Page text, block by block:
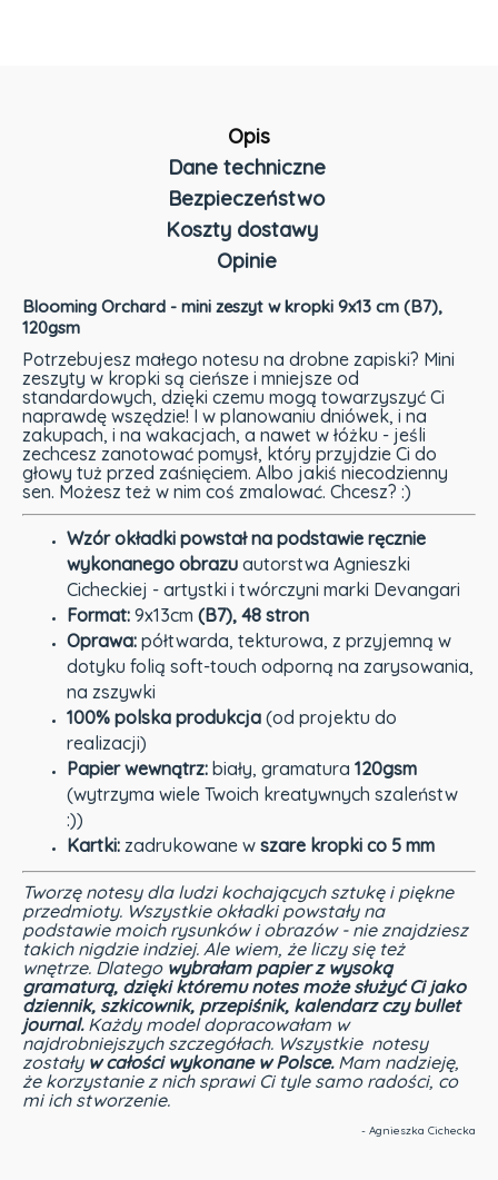
Opis
Dane techniczne
Bezpieczeństwo
Koszty dostawy
Cena nie zawiera ewentualnych kosztów płatności
Opinie
Blooming Orchard - mini zeszyt w kropki 9x13 cm (B7),
120gsm
Potrzebujesz małego notesu na drobne zapiski? Mini
zeszyty w kropki są cieńsze i mniejsze od
standardowych, dzięki czemu mogą towarzyszyć Ci
naprawdę wszędzie! I w planowaniu dniówek, i na
zakupach, i na wakacjach, a nawet w łóżku - jeśli
zechcesz zanotować pomysł, który przyjdzie Ci do
głowy tuż przed zaśnięciem. Albo jakiś niecodzienny
sen. Możesz też w nim coś zmalować. Chcesz? :)
Wzór okładki powstał na podstawie ręcznie
wykonanego obrazu autorstwa Agnieszki
Cicheckiej - artystki i twórczyni marki Devangari
Format:9x13cm (B7), 48 stron
Oprawa:półtwarda, tekturowa, z przyjemną w
dotyku folią soft-touch odporną na zarysowania,
na zszywki
100% polska produkcja(od projektu do
realizacji)
Papier wewnątrz: biały, gramatura 120gsm
(wytrzyma wiele Twoich kreatywnych szaleństw
:))
Kartki:zadrukowane w szare kropki co 5 mm
Tworzę notesy dla ludzi kochających sztukę i piękne
przedmioty. Wszystkie okładki powstały na
podstawie moich rysunków i obrazów - nie znajdziesz
takich nigdzie indziej. Ale wiem, że liczy się też
wnętrze. Dlatego wybrałam papier z wysoką
gramaturą, dzięki któremu notes może służyć Ci jako
dziennik, szkicownik, przepiśnik, kalendarz czy bullet
journal. Każdy model dopracowałam w
najdrobniejszych szczegółach. Wszystkie notesy
zostały w całości wykonane w Polsce.Mam nadzieję,
że korzystanie z nich sprawi Ci tyle samo radości, co
mi ich stworzenie.
- Agnieszka Cichecka